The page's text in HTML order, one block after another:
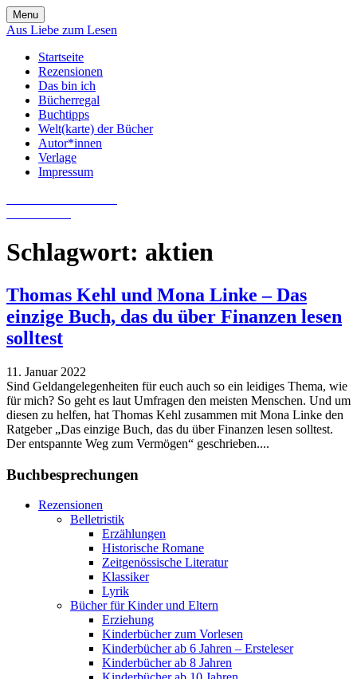
Skip
to
Menu
Aus Liebe zum Lesen
Startseite
Rezensionen
Das bin ich
Bücherregal
Buchtipps
Welt(karte) der Bücher
Autor*innen
Verlage
Impressum
Schlagwort: aktien
Thomas Kehl und Mona Linke – Das
einzige Buch, das du über Finanzen lesen
solltest
11. Januar 2022
Sind Geldangelegenheiten für euch auch so ein leidiges Thema, wie
für mich? So geht es laut Umfragen den meisten Menschen. Und um
diesen zu helfen, hat Thomas Kehl zusammen mit Mona Linke den
Ratgeber „Das einzige Buch, das du über Finanzen lesen solltest.
Der entspannte Weg zum Vermögen“ geschrieben....
Buchbesprechungen
Rezensionen
Belletristik
Erzählungen
Historische Romane
Zeitgenössische Literatur
Klassiker
Lyrik
Bücher für Kinder und Eltern
Erziehung
Kinderbücher zum Vorlesen
Kinderbücher ab 6 Jahren – Ersteleser
Kinderbücher ab 8 Jahren